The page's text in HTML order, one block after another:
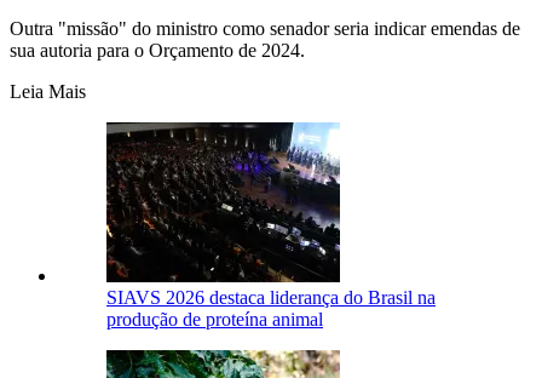
Outra "missão" do ministro como senador seria indicar emendas de
sua autoria para o Orçamento de 2024.
Leia Mais
SIAVS 2026 destaca liderança do Brasil na
produção de proteína animal